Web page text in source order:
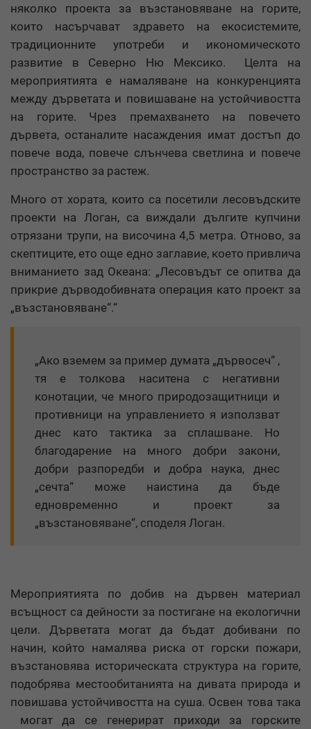
няколко проекта за възстановяване на горите,
които насърчават здравето на екосистемите,
традиционните употреби и икономическото
развитие в Северно Ню Мексико. Целта на
мероприятията е намаляване на конкуренцията
между дърветата и повишаване на устойчивостта
на горите. Чрез премахването на повечето
дървета, останалите насаждения имат достъп до
повече вода, повече слънчева светлина и повече
пространство за растеж.
Много от хората, които са посетили лесовъдските
проекти на Логан, са виждали дългите купчини
отрязани трупи, на височина 4,5 метра. Отново, за
скептиците, ето още едно заглавие, което привлича
вниманието зад Океана: „Лесовъдът се опитва да
прикрие дърводобивната операция като проект за
„възстановяване“.“
„Ако вземем за пример думата „дървосеч“ ,
тя е толкова наситена с негативни
конотации, че много природозащитници и
противници на управлението я използват
днес като тактика за сплашване. Но
благодарение на много добри закони,
добри разпоредби и добра наука, днес
„сечта“ може наистина да бъде
едновременно и проект за
„възстановяване“, споделя Логан.
Мероприятията по добив на дървен материал
всъщност са дейности за постигане на екологични
цели. Дърветата могат да бъдат добивани по
начин, който намалява риска от горски пожари,
възстановява историческата структура на горите,
подобрява местообитанията на дивата природа и
повишава устойчивостта на суша. Освен това така
могат да се генерират приходи за горските